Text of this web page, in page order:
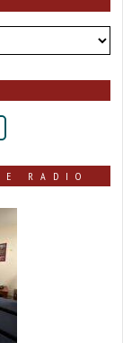
RADIO